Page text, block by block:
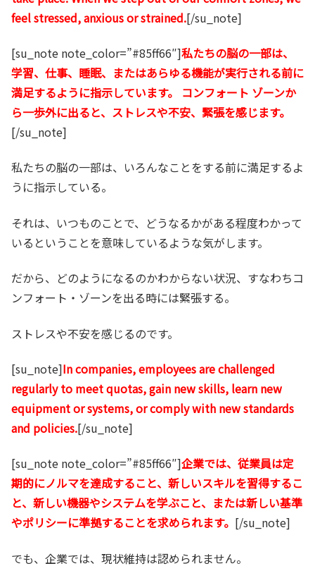
feel stressed, anxious or strained.[/su_note]
[su_note note_color=”#85ff66″]私たちの脳の一部は、
学習、仕事、睡眠、またはあらゆる機能が実行される前に
満足するように指示しています。 コンフォート ゾーンか
ら一歩外に出ると、ストレスや不安、緊張を感じます。
[/su_note]
私たちの脳の一部は、いろんなことをする前に満足するよ
うに指示している。
それは、いつものことで、どうなるかがある程度わかって
いるということを意味しているような気がします。
だから、どのようになるのかわからない状況、すなわちコ
ンフォート・ゾーンを出る時には緊張する。
ストレスや不安を感じるのです。
[su_note]In companies, employees are challenged
regularly to meet quotas, gain new skills, learn new
equipment or systems, or comply with new standards
and policies.[/su_note]
[su_note note_color=”#85ff66″]企業では、従業員は定
期的にノルマを達成すること、新しいスキルを習得するこ
と、新しい機器やシステムを学ぶこと、または新しい基準
やポリシーに準拠することを求められます。 [/su_note]
でも、企業では、現状維持は認められません。